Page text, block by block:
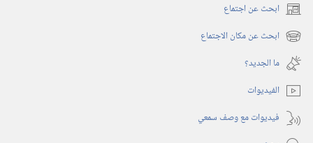
ابحث عن اجتماع (يفتح
نافذة
جديدة)
ابحث عن مكان الاجتماع (يفتح
نافذة
جديدة)
ما الجديد؟‏
الفيديوات
فيديوات مع وصف سمعي